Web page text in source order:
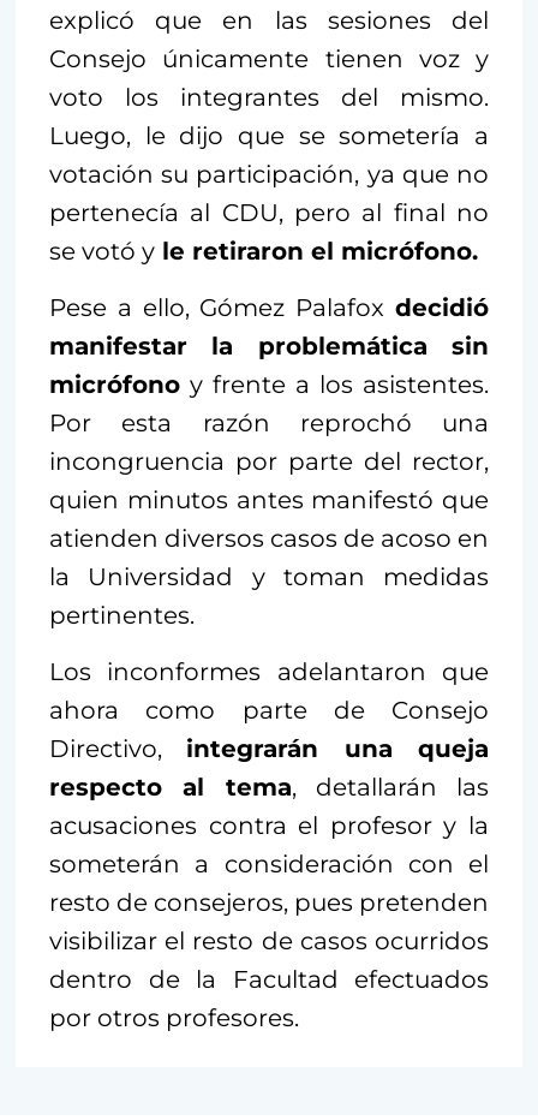
explicó que en las sesiones del
Consejo únicamente tienen voz y
voto los integrantes del mismo.
Luego, le dijo que se sometería a
votación su participación, ya que no
pertenecía al CDU, pero al final no
se votó y le retiraron el micrófono.
Pese a ello, Gómez Palafox decidió
manifestar la problemática sin
micrófono y frente a los asistentes.
Por esta razón reprochó una
incongruencia por parte del rector,
quien minutos antes manifestó que
atienden diversos casos de acoso en
la Universidad y toman medidas
pertinentes.
Los inconformes adelantaron que
ahora como parte de Consejo
Directivo, integrarán una queja
respecto al tema, detallarán las
acusaciones contra el profesor y la
someterán a consideración con el
resto de consejeros, pues pretenden
visibilizar el resto de casos ocurridos
dentro de la Facultad efectuados
por otros profesores.